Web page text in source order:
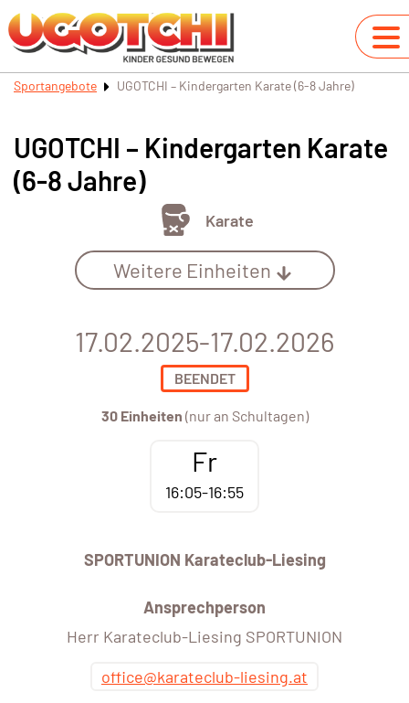
Sportangebote UGOTCHI – Kindergarten Karate (6-8 Jahre)
UGOTCHI – Kindergarten Karate
(6-8 Jahre)
Karate
Weitere Einheiten
17.02.2025-17.02.2026
BEENDET
30 Einheiten (nur an Schultagen)
Fr
16:05-16:55
SPORTUNION Karateclub-Liesing
Ansprechperson
Herr Karateclub-Liesing SPORTUNION
office@karateclub-liesing.at